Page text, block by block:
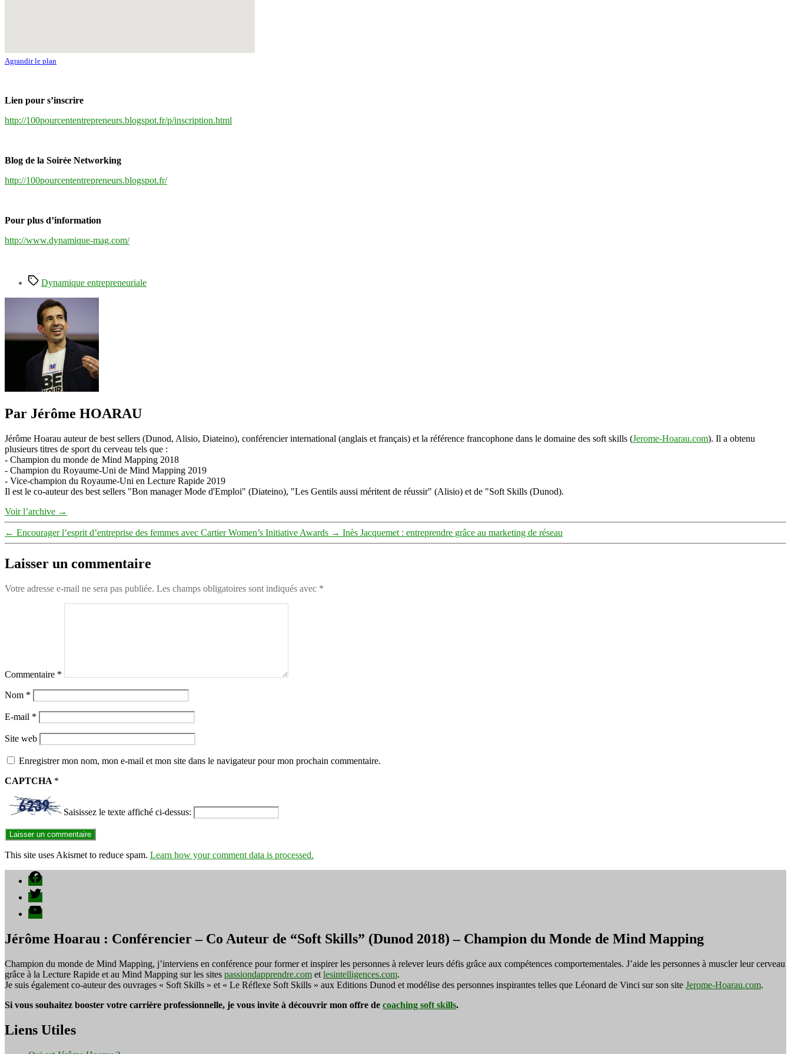
Agrandir le plan
Lien pour s’inscrire
http://100pourcententrepreneurs.blogspot.fr/p/inscription.html
Blog de la Soirée Networking
http://100pourcententrepreneurs.blogspot.fr/
Pour plus d’information
http://www.dynamique-mag.com/
Étiquettes
Dynamique entrepreneuriale
Par Jérôme HOARAU
Jérôme Hoarau auteur de best sellers (Dunod, Alisio, Diateino), conférencier international (anglais et français) et la référence francophone dans le domaine des soft skills (Jerome-Hoarau.com). Il a obtenu
plusieurs titres de sport du cerveau tels que :
- Champion du monde de Mind Mapping 2018
- Champion du Royaume-Uni de Mind Mapping 2019
- Vice-champion du Royaume-Uni en Lecture Rapide 2019
Il est le co-auteur des best sellers "Bon manager Mode d'Emploi" (Diateino), "Les Gentils aussi méritent de réussir" (Alisio) et de "Soft Skills (Dunod).
Voir l’archive →
← Encourager l’esprit d’entreprise des femmes avec Cartier Women’s Initiative Awards → Inès Jacquemet : entreprendre grâce au marketing de réseau
Laisser un commentaire
Votre adresse e-mail ne sera pas publiée. Les champs obligatoires sont indiqués avec *
Commentaire *
Nom *
E-mail *
Site web
Enregistrer mon nom, mon e-mail et mon site dans le navigateur pour mon prochain commentaire.
CAPTCHA *
Saisissez le texte affiché ci-dessus:
This site uses Akismet to reduce spam. Learn how your comment data is processed.
Facebook
Twitter
YouTube
Jérôme Hoarau : Conférencier – Co Auteur de “Soft Skills” (Dunod 2018) – Champion du Monde de Mind Mapping
Champion du monde de Mind Mapping, j’interviens en conférence pour former et inspirer les personnes à relever leurs défis grâce aux compétences comportementales. J’aide les personnes à muscler leur cerveau
grâce à la Lecture Rapide et au Mind Mapping sur les sites passiondapprendre.com et lesintelligences.com.
Je suis également co-auteur des ouvrages « Soft Skills » et « Le Réflexe Soft Skills » aux Editions Dunod et modélise des personnes inspirantes telles que Léonard de Vinci sur son site Jerome-Hoarau.com.
Si vous souhaitez booster votre carrière professionnelle, je vous invite à découvrir mon offre de coaching soft skills.
Liens Utiles